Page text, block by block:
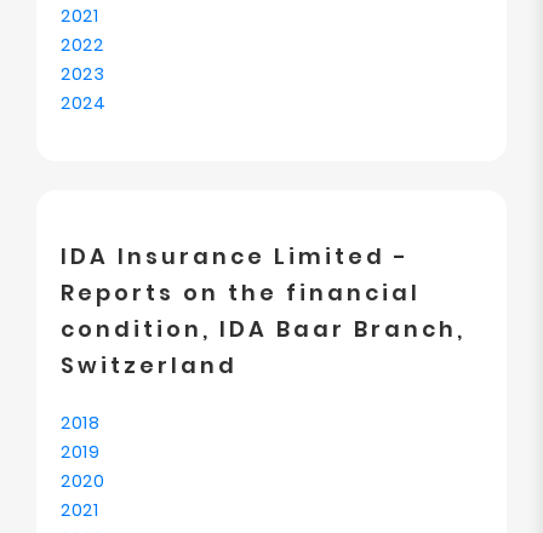
2021
2022
2023
2024
IDA Insurance Limited -
Reports on the financial
condition, IDA Baar Branch,
Switzerland
2018
2019
2020
2021